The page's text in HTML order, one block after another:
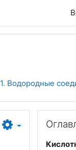
Водородные